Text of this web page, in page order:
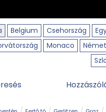
Belgium Csehország
Monaco